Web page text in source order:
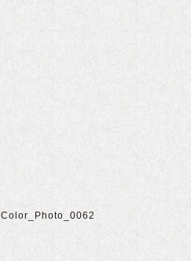
Color_Photo_0062